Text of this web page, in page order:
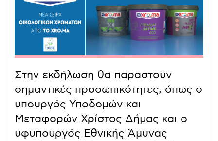
Στην εκδήλωση θα παραστούν
σημαντικές προσωπικότητες, όπως ο
υπουργός Υποδομών και
Μεταφορών Χρίστος Δήμας και ο
υφυπουργός Εθνικής Άμυνας